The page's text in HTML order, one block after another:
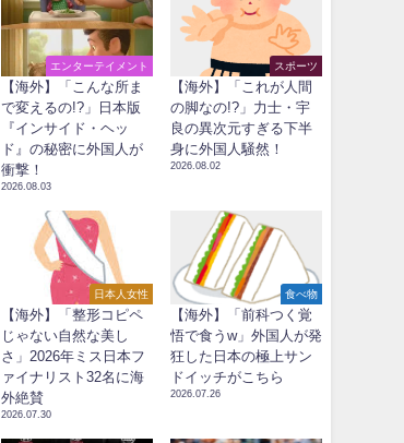
エンターテイメント
【海外】「こんな所ま
で変えるの!?」日本版
『インサイド・ヘッ
ド』の秘密に外国人が
衝撃！
2026.08.03
スポーツ
【海外】「これが人間
の脚なの!?」力士・宇
良の異次元すぎる下半
身に外国人騒然！
2026.08.02
日本人女性
【海外】「整形コピペ
じゃない自然な美し
さ」2026年ミス日本フ
ァイナリスト32名に海
外絶賛
2026.07.30
食べ物
【海外】「前科つく覚
悟で食うw」外国人が発
狂した日本の極上サン
ドイッチがこちら
2026.07.26